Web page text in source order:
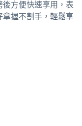
方便快速享用，表
拿握不割手，輕鬆享